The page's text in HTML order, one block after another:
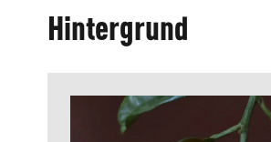
Hintergrund